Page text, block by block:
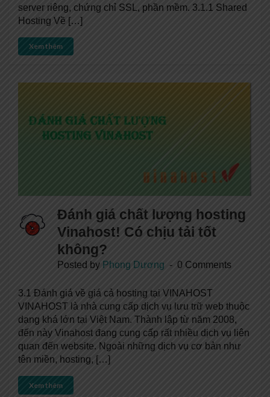
server riêng, chứng chỉ SSL, phần mềm. 3.1.1 Shared
Hosting Về […]
Xem thêm
Đánh giá chất lượng hosting
Vinahost! Có chịu tải tốt
không?
Posted by Phong Dương 0 Comments
3.1 Đánh giá về giá cả hosting tại VINAHOST
VINAHOST là nhà cung cấp dịch vụ lưu trữ web thuộc
dạng khá lớn tại Việt Nam. Thành lập từ năm 2008,
đến này Vinahost đang cung cấp rất nhiều dịch vụ liên
quan đến website. Ngoài những dịch vụ cơ bản như
tên miền, hosting, […]
Xem thêm